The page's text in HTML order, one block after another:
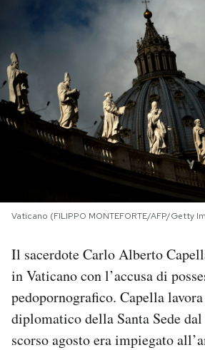
PODCAST
I MIEI PREFERITI
AREA PERSONALE
Newsletter
Notifiche mobile
Regala il Post
Vaticano (FILIPPO MONTEFORTE/AFP/Getty
Il sacerdote Carlo Alberto
in Vaticano con l’accusa di
pedopornografico. Capella
diplomatico della Santa Sede
scorso agosto era impiegato